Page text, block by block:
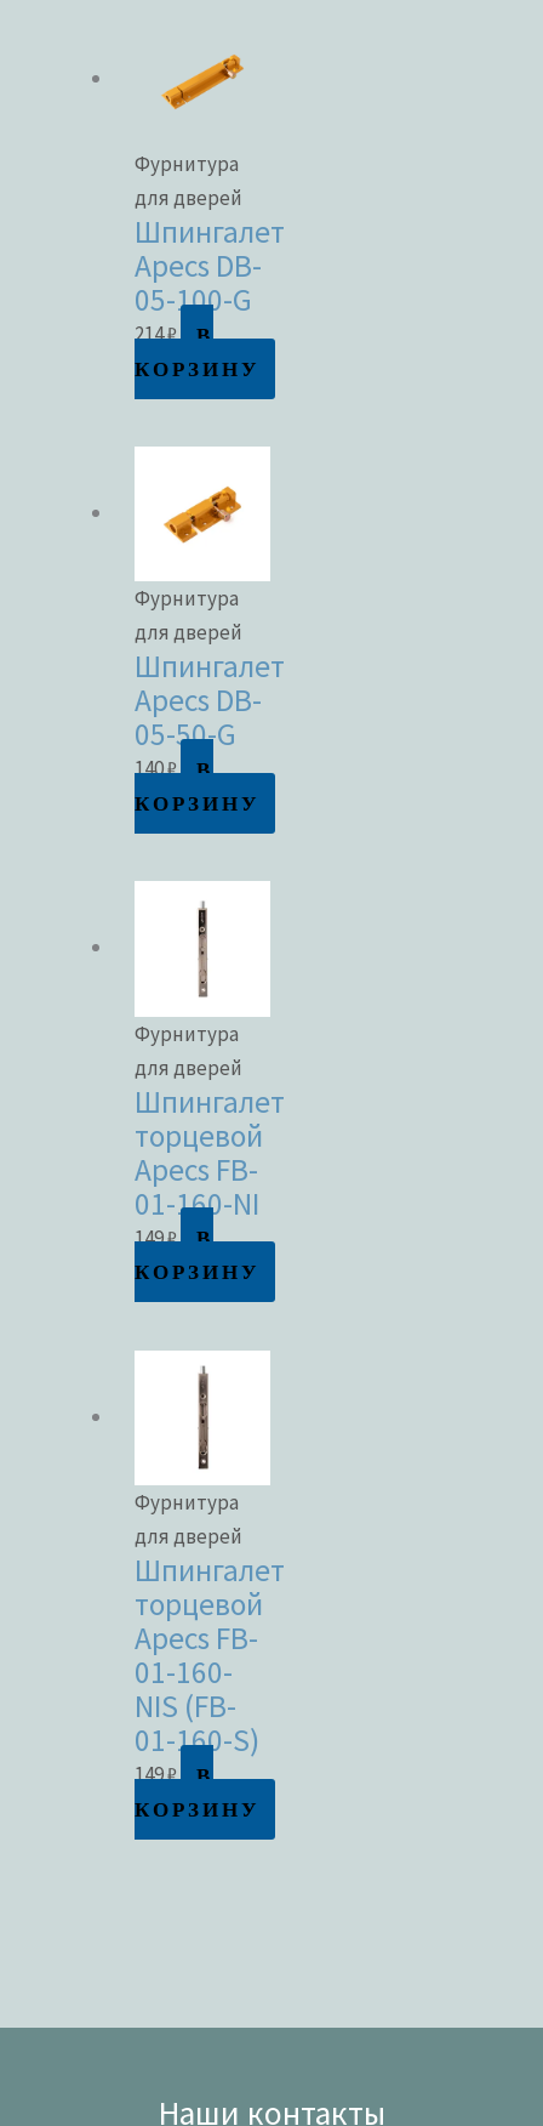
Фурнитура
для дверей
Шпингалет
Apecs DB-
05-100-G
214₽
В
КОРЗИНУ
Фурнитура
для дверей
Шпингалет
Apecs DB-
05-50-G
140₽
В
КОРЗИНУ
Фурнитура
для дверей
Шпингалет
торцевой
Apecs FB-
01-160-NI
149₽
В
КОРЗИНУ
Фурнитура
для дверей
Шпингалет
торцевой
Apecs FB-
01-160-
NIS (FB-
01-160-S)
149₽
В
КОРЗИНУ
Наши контакты